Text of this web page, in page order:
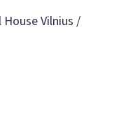
Vilnius /